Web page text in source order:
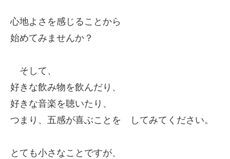
心地よさを感じることから
始めてみませんか？
そして、
好きな飲み物を飲んだり、
好きな音楽を聴いたり、
つまり、五感が喜ぶことを してみてください。
とても小さなことですが、